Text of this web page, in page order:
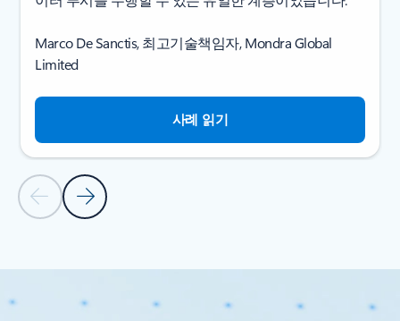
이전 슬라이드다음 슬라이드
Marco De Sanctis, 최고기술책임자, Mondra Global
Limited
사례 읽기
고객 스토리로 돌아가기